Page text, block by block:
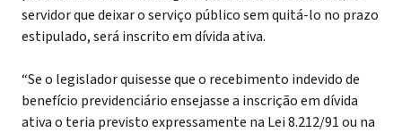
servidor que deixar o serviço público sem quitá-lo no prazo
estipulado, será inscrito em dívida ativa.
“Se o legislador quisesse que o recebimento indevido de
benefício previdenciário ensejasse a inscrição em dívida
ativa o teria previsto expressamente na Lei 8.212/91 ou na